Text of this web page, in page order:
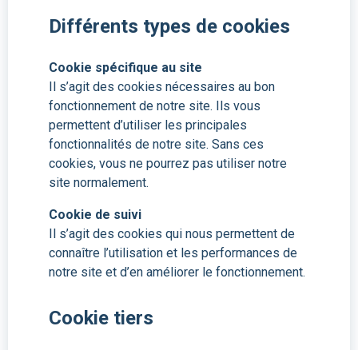
Différents types de cookies
Cookie spécifique au site
Il s’agit des cookies nécessaires au bon
fonctionnement de notre site. Ils vous
permettent d’utiliser les principales
fonctionnalités de notre site. Sans ces
cookies, vous ne pourrez pas utiliser notre
site normalement.
Cookie de suivi
Il s’agit des cookies qui nous permettent de
connaître l’utilisation et les performances de
notre site et d’en améliorer le fonctionnement.
Cookie tiers